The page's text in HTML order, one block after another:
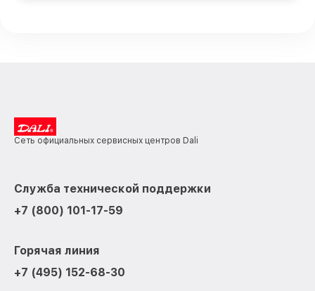
Сеть официальных сервисных центров Dali
Служба технической поддержки
+7 (800) 101-17-59
Горячая линия
+7 (495) 152-68-30